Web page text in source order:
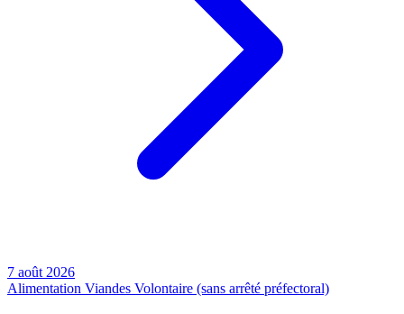
7 août 2026
Alimentation Viandes Volontaire (sans arrêté préfectoral)